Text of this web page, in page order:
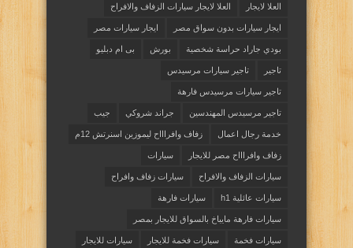
العلا لايجار العلا لايجار سيارات الزفاف والافراح
ايجار سيارات بدون سواق مصر ايجار سيارات مصر
بودي جاراد حراسة شخصية بورش بى ام دبليو
تاجير تاجير سيارات مرسيدس
تاجير سيارات مرسيدس فارهة
تاجير مرسيدس المهندسين جراند شروكي جيب
خدمة رجال اعمال زفاف وافراااح ليموزين اسنرتش 12م
زفاف وافراااح مصر للايجار سيارات
سيارات الزفاف والافراح سيارات زفاف وافراح
سيارات عائلية h1 سيارات فارهة
سيارات فارهة مايباخ بالسواق للايجار بمصر
سيارات فخمة سيارات فخمة للايجار سيارات للايجار